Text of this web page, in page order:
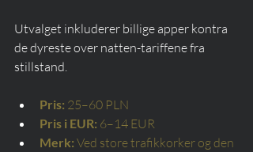
Utvalget inkluderer billige apper kontra
de dyreste over natten-tariffene fra
stillstand.
Pris: 25–60 PLN
Pris i EUR: 6–14 EUR
Merk: Ved store trafikkorker og den